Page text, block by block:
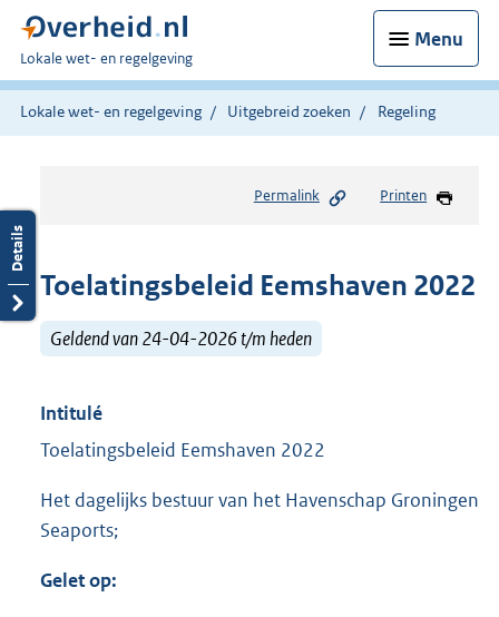
Menu
U
bent
hier:
Lokale wet- en regelgeving
Lokale wet- en regelgeving Uitgebreid zoeken Regeling
Permalink Printen
Toelatingsbeleid Eemshaven 2022
Geldend van 24-04-2026 t/m heden
Intitulé
Toelatingsbeleid Eemshaven 2022
Het dagelijks bestuur van het Havenschap Groningen
Seaports;
Gelet op: